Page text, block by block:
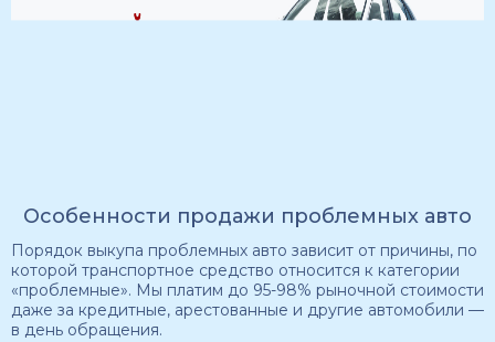
Особенности продажи проблемных авто
Порядок выкупа проблемных авто зависит от причины, по
которой транспортное средство относится к категории
«проблемные». Мы платим до 95-98% рыночной стоимости
даже за кредитные, арестованные и другие автомобили —
в день обращения.